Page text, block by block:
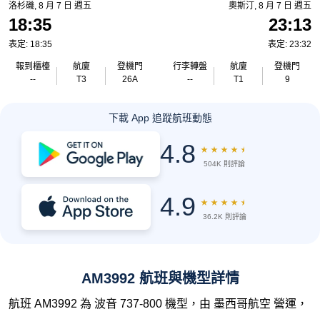
洛杉磯, 8 月 7 日 週五
18:35
表定: 18:35
報到櫃檯
--
航廈
T3
登機門
26A
奧斯汀, 8 月 7 日 週五
23:13
表定: 23:32
行李轉盤
--
航廈
T1
登機門
9
下載 App 追蹤航班動態
4.8 ★ ★ ★ ★ ★
504K 則評論
4.9 ★ ★ ★ ★ ★
36.2K 則評論
AM3992 航班與機型詳情
航班 AM3992 為 波音 737-800 機型，由 墨西哥航空 營運，